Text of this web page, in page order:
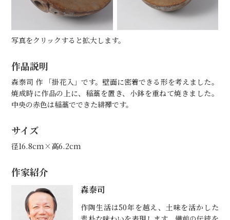
写真をクリックすると拡大します。
作品説明
森泰司 作 「掛花入」です。壁面に密着できる形を考えました。
焼成時に作品の上に、稲藁を置き、小鉢を重ねて焼きました。
中央の赤色は稲藁でできた緋襷です。
サイズ
径16.8cm×高6.2cm
作家紹介
森泰司
作陶生活は50年を越え、土味を活かした